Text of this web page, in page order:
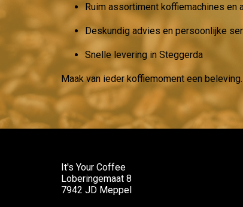
Ruim assortiment koffiemachines en
Deskundig advies en persoonlijke
Snelle levering in Steggerda
Maak van ieder koffiemoment een
It's Your Coffee
Loberingemaat 8
7942 JD Meppel